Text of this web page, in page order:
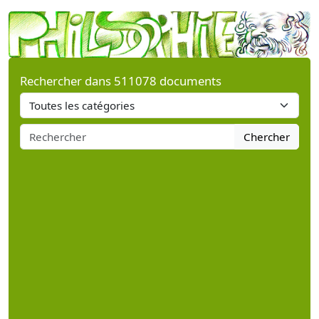
Rechercher dans 511078 documents
Chercher